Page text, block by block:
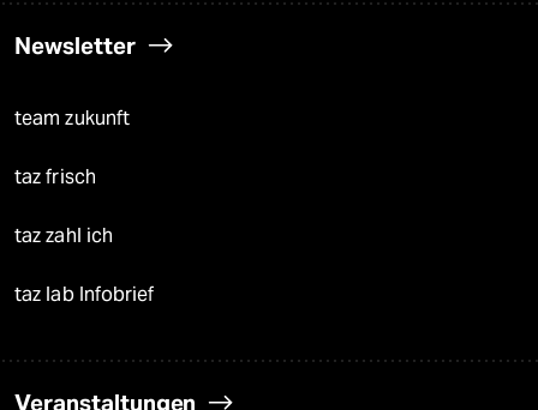
Newsletter
team zukunft
taz frisch
taz zahl ich
taz lab Infobrief
Veranstaltungen